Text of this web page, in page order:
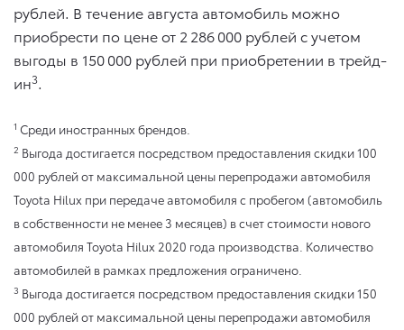
рублей. В течение августа автомобиль можно
приобрести по цене от 2 286 000 рублей с учетом
выгоды в 150 000 рублей при приобретении в трейд-
ин3.
1 Среди иностранных брендов.
2 Выгода достигается посредством предоставления скидки 100
000 рублей от максимальной цены перепродажи автомобиля
Toyota Hilux при передаче автомобиля с пробегом (автомобиль
в собственности не менее 3 месяцев) в счет стоимости нового
автомобиля Toyota Hilux 2020 года производства. Количество
автомобилей в рамках предложения ограничено.
3 Выгода достигается посредством предоставления скидки 150
000 рублей от максимальной цены перепродажи автомобиля